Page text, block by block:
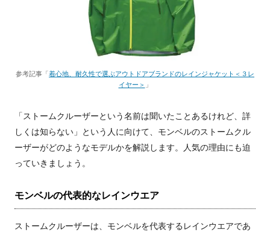
参考記事「 着心地、耐久性で選ぶアウトドアブランドのレインジャケット＜３レ
イヤー＞ 」
「ストームクルーザーという名前は聞いたことあるけれど、詳
しくは知らない」という人に向けて、モンベルのストームクル
ーザーがどのようなモデルかを解説します。人気の理由にも迫
っていきましょう。
モンベルの代表的なレインウエア
ストームクルーザーは、モンベルを代表するレインウエアであ